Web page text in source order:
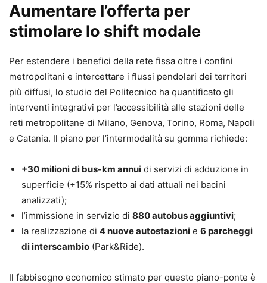
Aumentare l’offerta per
stimolare lo shift modale
Per estendere i benefici della rete fissa oltre i confini
metropolitani e intercettare i flussi pendolari dei territori
più diffusi, lo studio del Politecnico ha quantificato gli
interventi integrativi per l’accessibilità alle stazioni delle
reti metropolitane di Milano, Genova, Torino, Roma, Napoli
e Catania. Il piano per l’intermodalità su gomma richiede:
+30 milioni di bus-km annui di servizi di adduzione in
superficie (+15% rispetto ai dati attuali nei bacini
analizzati);
l’immissione in servizio di 880 autobus aggiuntivi;
la realizzazione di 4 nuove autostazioni e 6 parcheggi
di interscambio (Park&Ride).
Il fabbisogno economico stimato per questo piano-ponte è